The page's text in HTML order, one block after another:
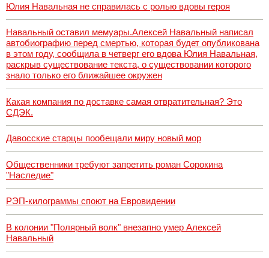
Юлия Навальная не справилась с ролью вдовы героя
Навальный оставил мемуары.Алексей Навальный написал
автобиографию перед смертью, которая будет опубликована
в этом году, сообщила в четверг его вдова Юлия Навальная,
раскрыв существование текста, о существовании которого
знало только его ближайшее окружен
Какая компания по доставке самая отвратительная? Это
СДЭК.
Давосские старцы пообещали миру новый мор
Общественники требуют запретить роман Сорокина
"Наследие"
РЭП-килограммы споют на Евровидении
В колонии "Полярный волк" внезапно умер Алексей
Навальный